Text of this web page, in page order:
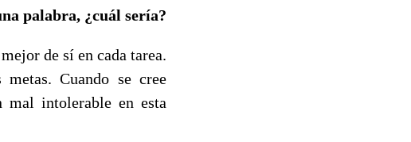
palabra, ¿cuál sería?
de sí en cada tarea.
Cuando se cree
mal intolerable en esta